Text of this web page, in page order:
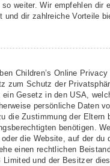
so weiter. Wir empfehlen dir
und dir zahlreiche Vorteile
Children’s Online
zum Schutz der
ein Gesetz in den USA,
persönliche Daten
die Zustimmung der Eltern
benötigen.
die Website, auf der du
einen rechtlichen
Limited und der Besitzer